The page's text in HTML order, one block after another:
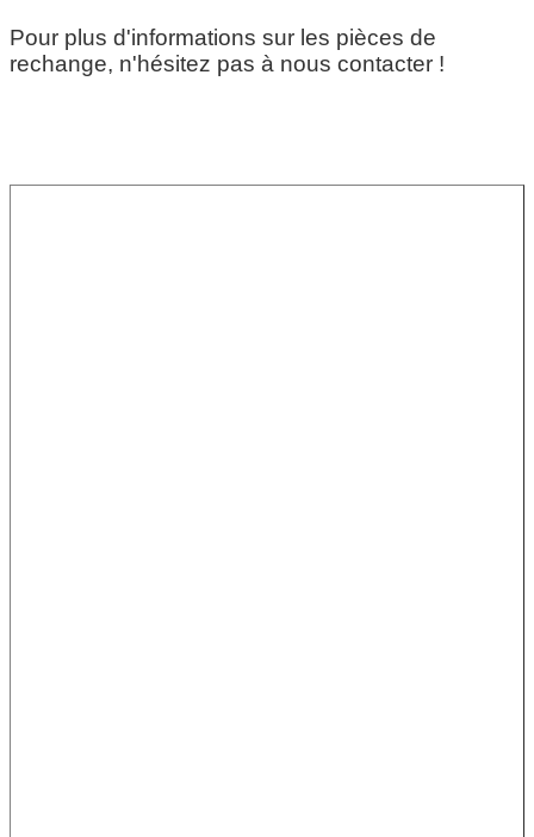
Pour plus d'informations sur les pièces de
rechange, n'hésitez pas à nous contacter !